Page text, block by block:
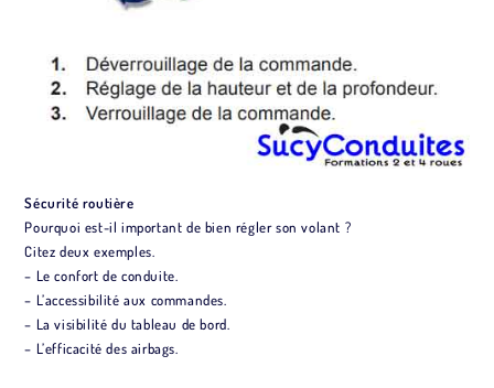
Sécurité routière
Pourquoi est-il important de bien régler son volant ?
Citez deux exemples.
– Le confort de conduite.
– L’accessibilité aux commandes.
– La visibilité du tableau de bord.
– L’efficacité des airbags.